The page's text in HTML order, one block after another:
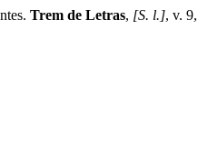
Trem de Letras, [S. l.], v. 9,